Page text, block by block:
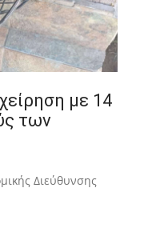
με 14
των
Διεύθυνσης